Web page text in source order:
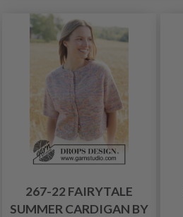
267-22 FAIRYTALE
SUMMER CARDIGAN BY